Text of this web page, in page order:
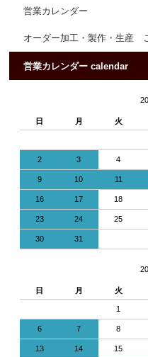
営業カレンダー
オーダー加工・製作・生産
営業カレンダー calendar
日 月 火
2 3 4
9 10 11
16 17 18
23 24 25
30 31
日 月 火
1
6 7 8
13 14 15